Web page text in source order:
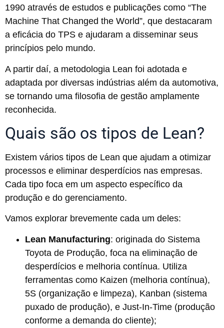
1990 através de estudos e publicações como “The
Machine That Changed the World”, que destacaram
a eficácia do TPS e ajudaram a disseminar seus
princípios pelo mundo.
A partir daí, a metodologia Lean foi adotada e
adaptada por diversas indústrias além da automotiva,
se tornando uma filosofia de gestão amplamente
reconhecida​​.
Quais são os tipos de Lean?
Existem vários tipos de Lean que ajudam a otimizar
processos e eliminar desperdícios nas empresas.
Cada tipo foca em um aspecto específico da
produção e do gerenciamento.
Vamos explorar brevemente cada um deles:
Lean Manufacturing: originada do Sistema
Toyota de Produção, foca na eliminação de
desperdícios e melhoria contínua. Utiliza
ferramentas como Kaizen (melhoria contínua),
5S (organização e limpeza), Kanban (sistema
puxado de produção), e Just-In-Time (produção
conforme a demanda do cliente)​​;